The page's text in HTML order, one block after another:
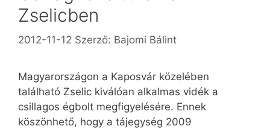
Zselicben
2012-11-12 Szerző: Bajomi Bálint
Magyarországon a Kaposvár közelében
található Zselic kiválóan alkalmas vidék a
csillagos égbolt megfigyelésére. Ennek
köszönhető, hogy a tájegység 2009